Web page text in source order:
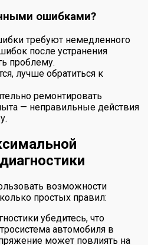
ошибками?
требуют немедленного
после устранения
проблему.
лучше обратиться к
ремонтировать
— неправильные действия
возможности
простых правил:
убедитесь, что
автомобиля в
может повлиять на